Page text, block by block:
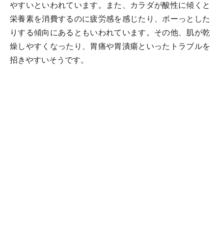
やすいといわれています。また、カラダが酸性に傾くと
栄養素を消費するのに疲労感を感じたり、ボーっとした
りする傾向にあるともいわれています。その他、肌が乾
燥しやすくなったり、胃痛や胃潰瘍といったトラブルを
招きやすいそうです。